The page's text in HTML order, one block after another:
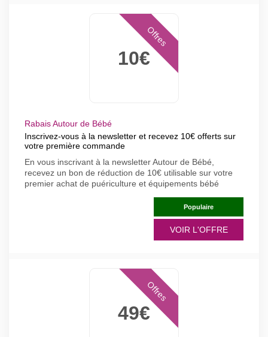
10€
Offres
Rabais Autour de Bébé
Inscrivez-vous à la newsletter et recevez 10€ offerts sur
votre première commande
En vous inscrivant à la newsletter Autour de Bébé,
recevez un bon de réduction de 10€ utilisable sur votre
premier achat de puériculture et équipements bébé
Populaire
VOIR L'OFFRE
49€
Offres